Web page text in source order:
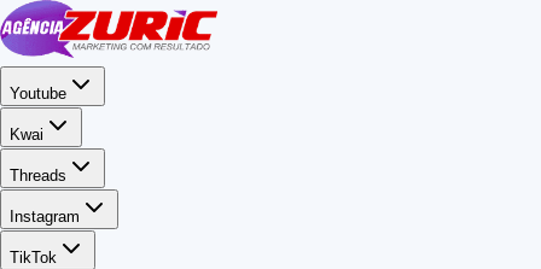
Youtube
Kwai
Threads
Instagram
TikTok